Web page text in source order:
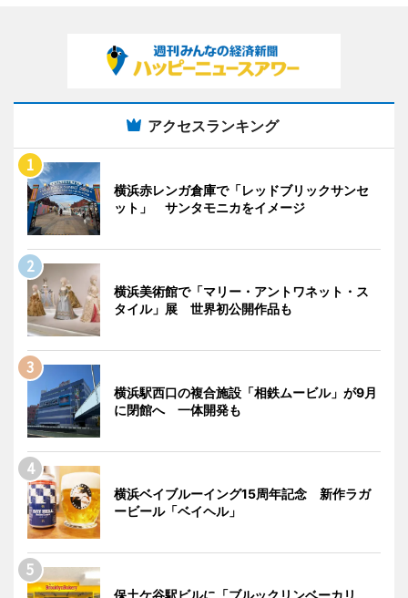
アクセスランキング
横浜赤レンガ倉庫で「レッドブリックサンセ
ット」 サンタモニカをイメージ
横浜美術館で「マリー・アントワネット・ス
タイル」展 世界初公開作品も
横浜駅西口の複合施設「相鉄ムービル」が9月
に閉館へ 一体開発も
横浜ベイブルーイング15周年記念 新作ラガ
ービール「ベイヘル」
保土ケ谷駅ビルに「ブルックリンベーカリ